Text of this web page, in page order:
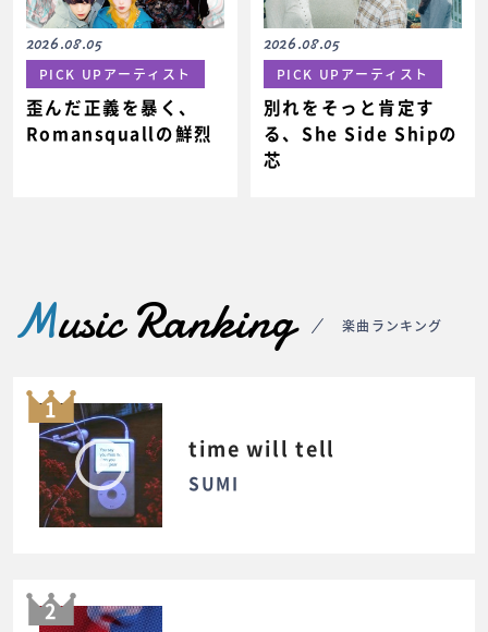
2026.08.05
PICK UPアーティスト
歪んだ正義を暴く、
Romansquallの鮮烈
2026.08.05
PICK UPアーティスト
別れをそっと肯定す
る、She Side Shipの
芯
Music Ranking 楽曲ランキング
1
time will tell
SUMI
2